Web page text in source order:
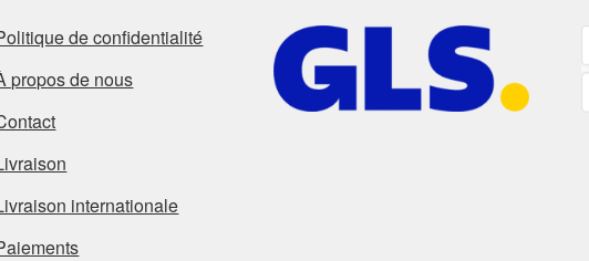
de confidentialité
propos de nous
internationale